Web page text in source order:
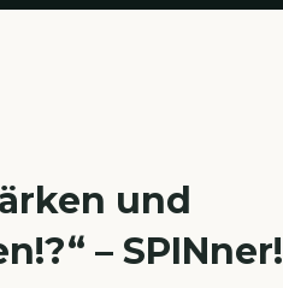
und
– SPINner!